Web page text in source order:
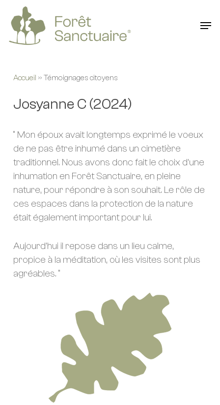
main
content
Accueil » Témoignages citoyens
Josyanne C (2024)
“ Mon époux avait longtemps exprimé le voeux
de ne pas être inhumé dans un cimetière
traditionnel. Nous avons donc fait le choix d’une
inhumation en Forêt Sanctuaire, en pleine
nature, pour répondre à son souhait. Le rôle de
ces espaces dans la protection de la nature
était également important pour lui.
Aujourd’hui il repose dans un lieu calme,
propice à la méditation, où les visites sont plus
agréables. “